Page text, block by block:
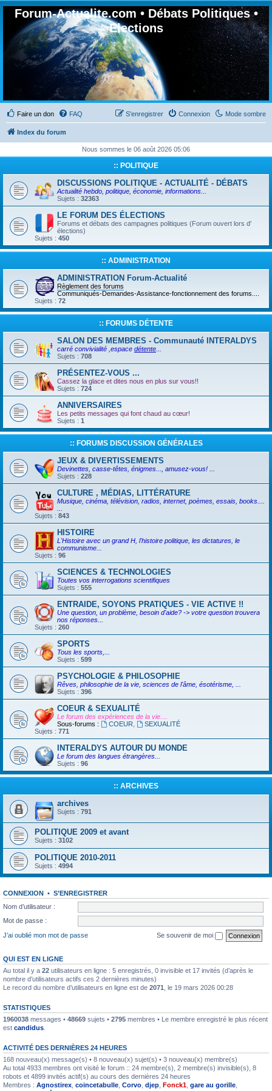
Forum-Actualite.com • Débats Politiques •
Elections
Faire un don Mode sombre
FAQ Connexion
S’enregistrer
Index du forum
Nous sommes le 06 août 2026 05:06
:: POLITIQUE
DISCUSSIONS POLITIQUE - ACTUALITÉ - DÉBATS
Actualité hebdo, politique, économie, informations...
Sujets : 32363
LE FORUM DES ÉLECTIONS
Forums et débats des campagnes politiques (Forum ouvert lors d'
élections)
Sujets : 450
:: ADMINISTRATION
ADMINISTRATION Forum-Actualité
Règlement des forums
Communiqués-Demandes-Assistance-fonctionnement des forums....
Sujets : 72
:: FORUMS DÉTENTE
SALON DES MEMBRES - Communauté INTERALDYS
carré convivialité ,espace détente
Sujets : 708
PRÉSENTEZ-VOUS ...
Cassez la glace et dites nous en plus sur vous!!
Sujets : 724
ANNIVERSAIRES
Les petits messages qui font chaud au cœur!
Sujets : 1
:: FORUMS DISCUSSION GÉNÉRALES
JEUX & DIVERTISSEMENTS
Devinettes, casse-têtes, énigmes..., amusez-vous! ...
Sujets : 228
CULTURE , MÉDIAS, LITTÉRATURE
Musique, cinéma, télévision, radios, internet, poèmes, essais, books....
Sujets : 843
HISTOIRE
L'Histoire avec un grand H, l'histoire politique, les dictatures, le
communisme...
Sujets : 96
SCIENCES & TECHNOLOGIES
Toutes vos interrogations scientifiques
Sujets : 555
ENTRAIDE, SOYONS PRATIQUES - VIE ACTIVE !!
Une question, un problème, besoin d'aide? -> votre question trouvera
nos réponses...
Sujets : 260
SPORTS
Tous les sports,...
Sujets : 599
PSYCHOLOGIE & PHILOSOPHIE
Rêves, philosophie de la vie, sciences de l'âme, ésotérisme, ...
Sujets : 396
COEUR & SEXUALITÉ
Le forum des expériences de la vie....
Sous-forums :
COEUR
SEXUALITÉ
Sujets : 771
INTERALDYS AUTOUR DU MONDE
Le forum des langues étrangères...
Sujets : 96
:: ARCHIVES
archives
Sujets : 791
POLITIQUE 2009 et avant
Sujets : 3102
POLITIQUE 2010-2011
Sujets : 4994
CONNEXION • S’ENREGISTRER
Nom d’utilisateur :
Mot de passe :
J’ai oublié mon mot de passe
Se souvenir de moi
QUI EST EN LIGNE
Au total il y a 22 utilisateurs en ligne : 5 enregistrés, 0 invisible et 17 invités (d’après le
nombre d’utilisateurs actifs ces 2 dernières minutes)
Le record du nombre d’utilisateurs en ligne est de 2071 , le 19 mars 2026 00:28
STATISTIQUES
1960038 messages • 48669 sujets • 2795 membres • Le membre enregistré le plus récent
est candidus
ACTIVITÉ DES DERNIÈRES 24 HEURES
168 nouveau(x) message(s) • 8 nouveau(x) sujet(s) • 3 nouveau(x) membre(s)
Au total 4933 membres ont visité le forum :: 24 membre(s), 2 membre(s) invisible(s), 8
robots et 4899 invités actif(s) au cours des dernières 24 heures
Membres : Agnostirex coincetabulle Corvo djep Fonck1 gare au gorille